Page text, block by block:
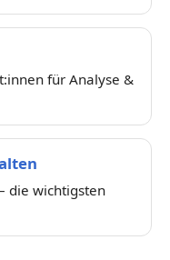
für Analyse &
die wichtigsten